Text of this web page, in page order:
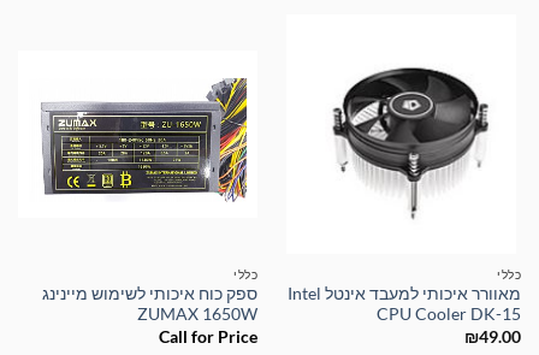
כללי
מאוורר איכותי למעבד אינטל Intel
CPU Cooler DK-15
₪49.00
כללי
ספק כוח איכותי לשימוש מיינינג
ZUMAX 1650W
Call for Price